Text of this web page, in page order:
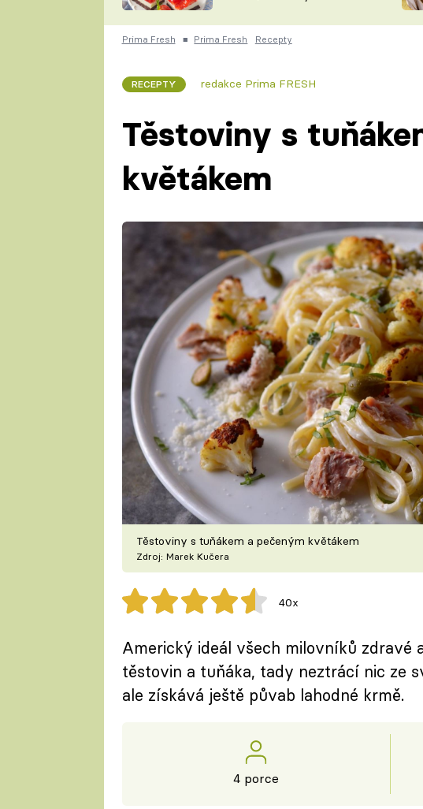
ČESKO NA TALÍŘI
KUCHAŘKA
Prima Fresh ■ Prima Fresh Recepty
RECEPTY redakce Prima FRESH
Těstoviny s
květákem
Těstoviny s tuňákem a pečeným květákem
Zdroj: Marek Kučera
40x
Americký ideál všech milovníků zdravé
těstovin a tuňáka, tady neztrácí nic ze
ale získává ještě půvab lahodné krmě.
4 porce